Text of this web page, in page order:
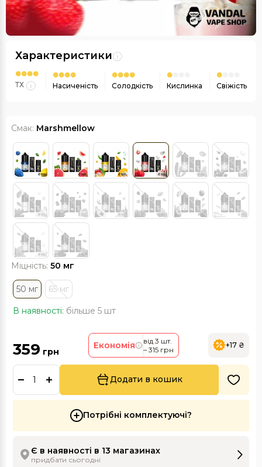
Характеристики
ТХ Насиченість Солодкість Кислинка Свіжість
Смак: Marshmellow
Міцність: 50 мг
50 мг 65 мг
В наявності: більше 5 шт
359 грн
Економія
від 3 шт.
– 315 грн
+17 ₴
Додати в кошик
Потрібні комплектуючі?
Є в наявності в 13 магазинах
придбати сьогодні